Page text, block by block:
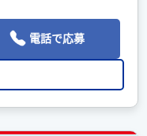
電話で応募